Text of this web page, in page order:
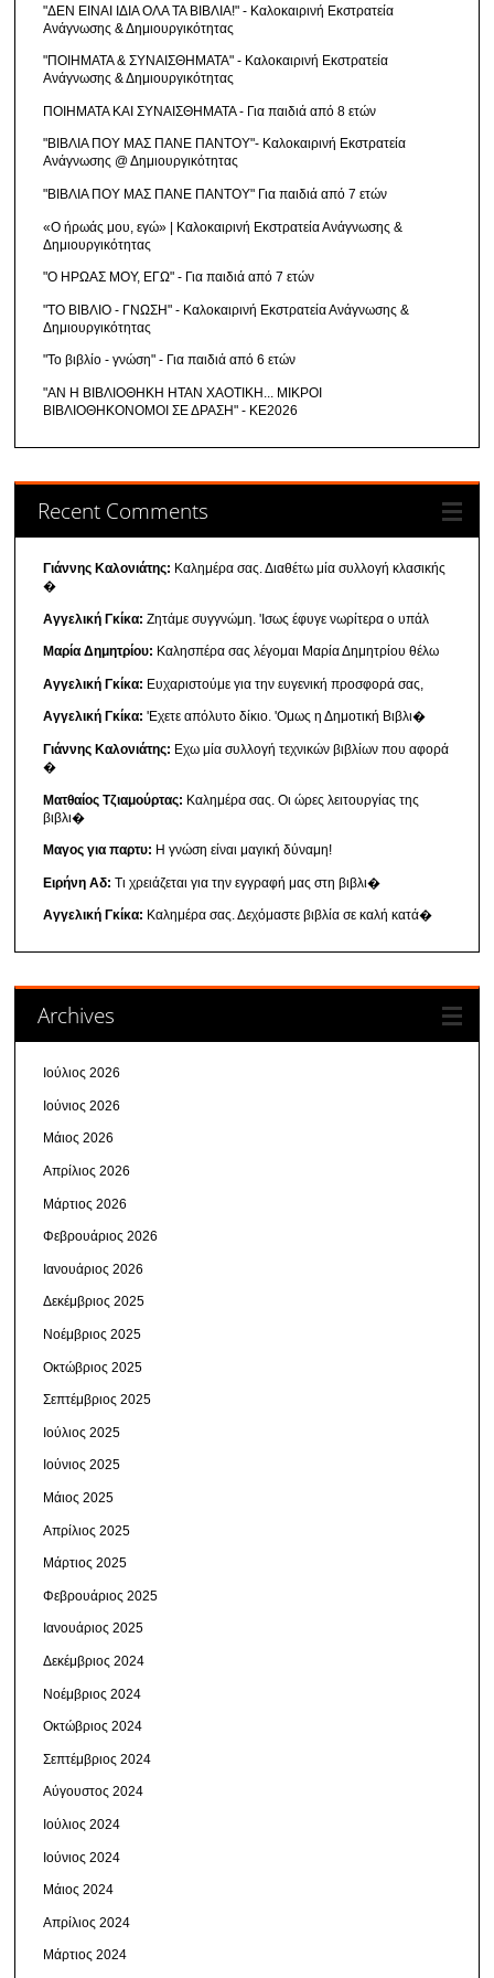
"ΔΕΝ ΕΙΝΑΙ ΙΔΙΑ ΟΛΑ ΤΑ ΒΙΒΛΙΑ!" - Καλοκαιρινή Εκστρατεία
Ανάγνωσης & Δημιουργικότητας
"ΠΟΙΗΜΑΤΑ & ΣΥΝΑΙΣΘΗΜΑΤΑ" - Καλοκαιρινή Εκστρατεία
Ανάγνωσης & Δημιουργικότητας
ΠΟΙΗΜΑΤΑ ΚΑΙ ΣΥΝΑΙΣΘΗΜΑΤΑ - Για παιδιά από 8 ετών
"ΒΙΒΛΙΑ ΠΟΥ ΜΑΣ ΠΑΝΕ ΠΑΝΤΟΥ"- Καλοκαιρινή Εκστρατεία
Ανάγνωσης @ Δημιουργικότητας
"ΒΙΒΛΙΑ ΠΟΥ ΜΑΣ ΠΑΝΕ ΠΑΝΤΟΥ" Για παιδιά από 7 ετών
«Ο ήρωάς μου, εγώ» | Καλοκαιρινή Εκστρατεία Ανάγνωσης &
Δημιουργικότητας
"Ο ΗΡΩΑΣ ΜΟΥ, ΕΓΩ" - Για παιδιά από 7 ετών
"ΤΟ ΒΙΒΛΙΟ - ΓΝΩΣΗ" - Καλοκαιρινή Εκστρατεία Ανάγνωσης &
Δημιουργικότητας
"Το βιβλίο - γνώση" - Για παιδιά από 6 ετών
"ΑΝ Η ΒΙΒΛΙΟΘΗΚΗ ΗΤΑΝ ΧΑΟΤΙΚΗ... ΜΙΚΡΟΙ
ΒΙΒΛΙΟΘΗΚΟΝΟΜΟΙ ΣΕ ΔΡΑΣΗ" - ΚΕ2026
Recent Comments
Γιάννης Καλονιάτης: Καλημέρα σας. Διαθέτω μία συλλογή κλασικής
�
Αγγελική Γκίκα: Ζητάμε συγγνώμη. 'Ισως έφυγε νωρίτερα ο υπάλ
Μαρία Δημητρίου: Καλησπέρα σας λέγομαι Μαρία Δημητρίου θέλω
Αγγελική Γκίκα: Ευχαριστούμε για την ευγενική προσφορά σας,
Αγγελική Γκίκα: 'Εχετε απόλυτο δίκιο. 'Ομως η Δημοτική Βιβλι�
Γιάννης Καλονιάτης: Εχω μία συλλογή τεχνικών βιβλίων που αφορά
�
Ματθαίος Τζιαμούρτας: Καλημέρα σας. Οι ώρες λειτουργίας της
βιβλι�
Μαγος για παρτυ: Η γνώση είναι μαγική δύναμη!
Ειρήνη Αδ: Τι χρειάζεται για την εγγραφή μας στη βιβλι�
Αγγελική Γκίκα: Καλημέρα σας. Δεχόμαστε βιβλία σε καλή κατά�
Archives
Ιούλιος 2026
Ιούνιος 2026
Μάιος 2026
Απρίλιος 2026
Μάρτιος 2026
Φεβρουάριος 2026
Ιανουάριος 2026
Δεκέμβριος 2025
Νοέμβριος 2025
Οκτώβριος 2025
Σεπτέμβριος 2025
Ιούλιος 2025
Ιούνιος 2025
Μάιος 2025
Απρίλιος 2025
Μάρτιος 2025
Φεβρουάριος 2025
Ιανουάριος 2025
Δεκέμβριος 2024
Νοέμβριος 2024
Οκτώβριος 2024
Σεπτέμβριος 2024
Αύγουστος 2024
Ιούλιος 2024
Ιούνιος 2024
Μάιος 2024
Απρίλιος 2024
Μάρτιος 2024